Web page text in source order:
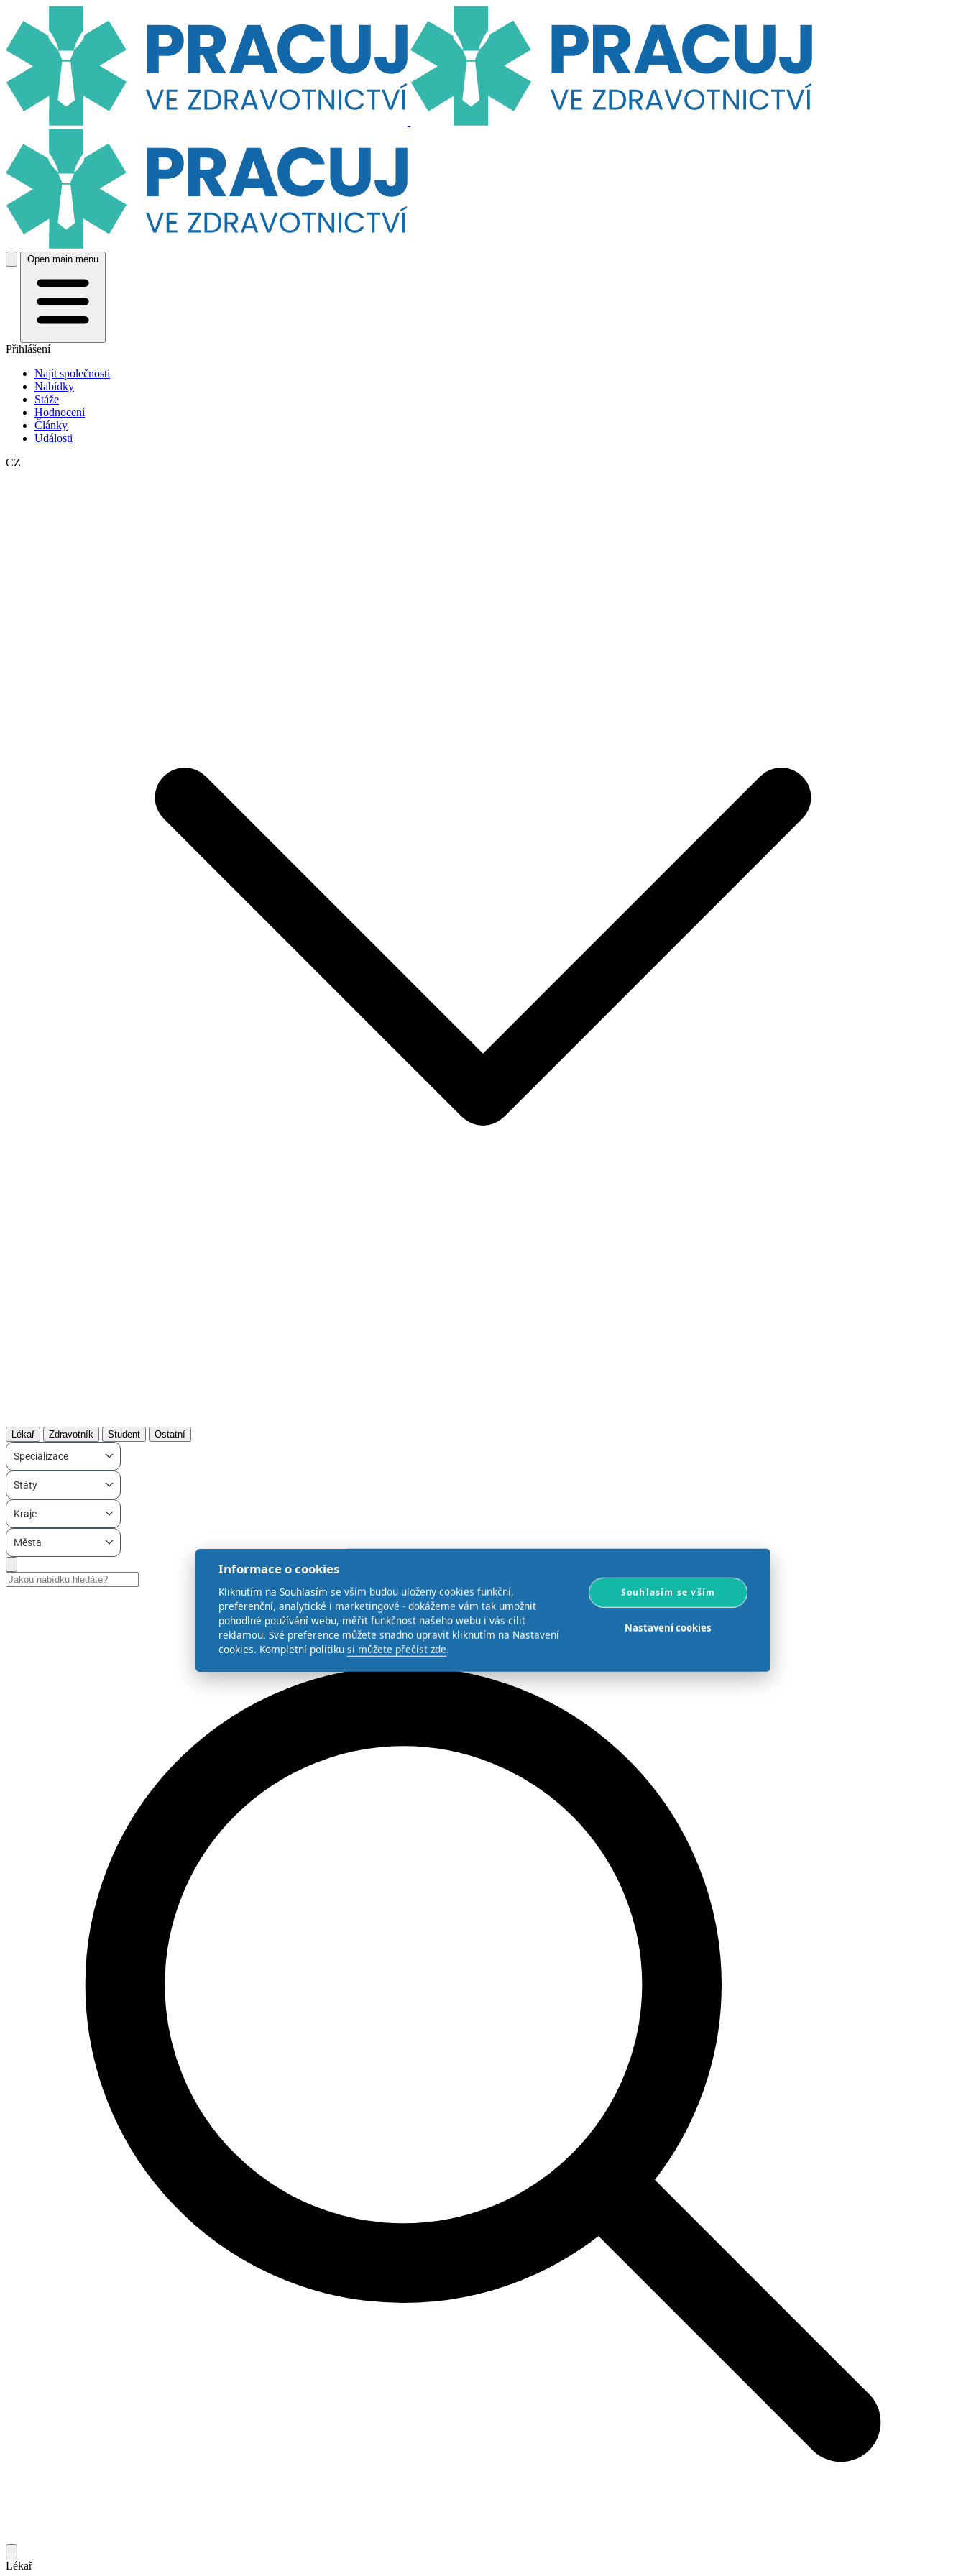
Open main menu
Přihlášení
Najít společnosti
Nabídky
Stáže
Hodnocení
Články
Události
CZ
Lékař Zdravotník Student Ostatní
Specializace
Státy
Kraje
Města
Lékař
Informace o cookies
Kliknutím na Souhlasím se vším budou uloženy cookies funkční,
preferenční, analytické i marketingové - dokážeme vám tak umožnit
pohodlné používání webu, měřit funkčnost našeho webu i vás cílit
reklamou. Své preference můžete snadno upravit kliknutím na Nastavení
cookies. Kompletní politiku si můžete přečíst zde.
Souhlasím se vším
Nastavení cookies